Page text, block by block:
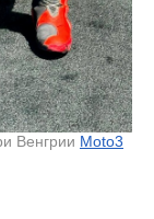
Венгрии Moto3